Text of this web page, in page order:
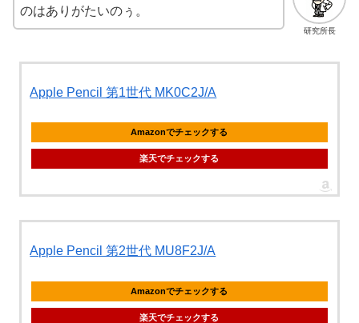
研究所長
のはありがたいのぅ。
Apple Pencil 第1世代 MK0C2J/A
Amazonでチェックする
楽天でチェックする
Apple Pencil 第2世代 MU8F2J/A
Amazonでチェックする
楽天でチェックする